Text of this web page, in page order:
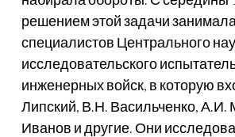
решением этой задачи
специалистов Центрального
исследовательского
инженерных войск, в которую
Липский, В.Н. Васильченко,
Иванов и другие. Они